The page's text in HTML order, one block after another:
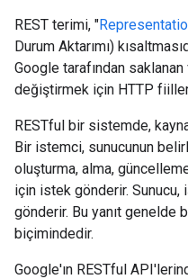
REST terimi, "
Durum Aktarımı)
Google tarafından
değiştirmek için HTTP
RESTful bir sistemde,
Bir istemci, sunucunun
oluşturma, alma,
için istek gönderir.
gönderir. Bu yanıt genelde
biçimindedir.
Google'ın RESTful